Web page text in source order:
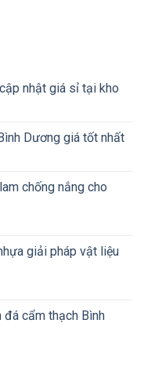
nhật giá sỉ tại kho
Dương giá tốt nhất
chống nắng cho
giải pháp vật liệu
đá cẩm thạch Bình